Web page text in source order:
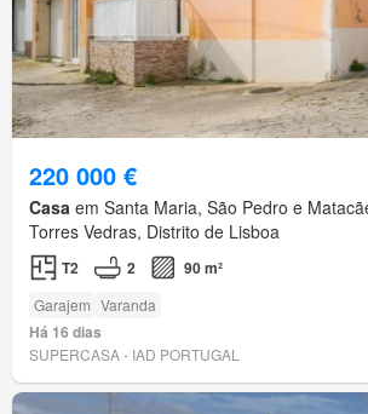
220 000 €
Casa em Santa Maria, São Pedro e
Torres Vedras, Distrito de Lisboa
T2 2 90 m²
Garajem Varanda
Há 16 dias
SUPERCASA - IAD PORTUGAL